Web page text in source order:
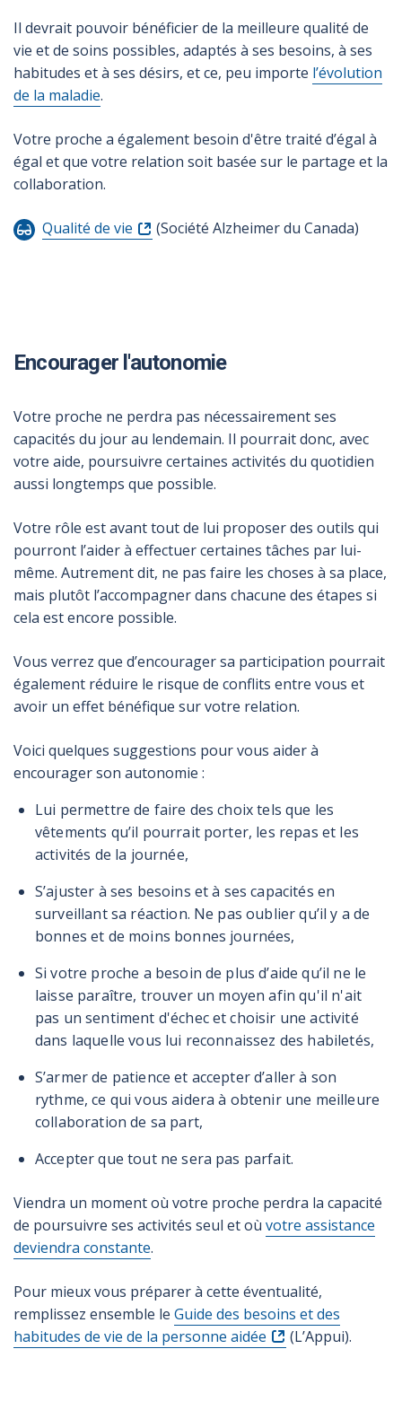
Il devrait pouvoir bénéficier de la meilleure qualité de
vie et de soins possibles, adaptés à ses besoins, à ses
habitudes et à ses désirs, et ce, peu importe l’évolution
de la maladie.
Votre proche a également besoin d'être traité d’égal à
égal et que votre relation soit basée sur le partage et la
collaboration.
Qualité de vie (Société Alzheimer du Canada)
Encourager l'autonomie
Votre proche ne perdra pas nécessairement ses
capacités du jour au lendemain. Il pourrait donc, avec
votre aide, poursuivre certaines activités du quotidien
aussi longtemps que possible.
Votre rôle est avant tout de lui proposer des outils qui
pourront l’aider à effectuer certaines tâches par lui-
même. Autrement dit, ne pas faire les choses à sa place,
mais plutôt l’accompagner dans chacune des étapes si
cela est encore possible.
Vous verrez que d’encourager sa participation pourrait
également réduire le risque de conflits entre vous et
avoir un effet bénéfique sur votre relation.
Voici quelques suggestions pour vous aider à
encourager son autonomie :
Lui permettre de faire des choix tels que les
vêtements qu’il pourrait porter, les repas et les
activités de la journée,
S’ajuster à ses besoins et à ses capacités en
surveillant sa réaction. Ne pas oublier qu’il y a de
bonnes et de moins bonnes journées,
Si votre proche a besoin de plus d’aide qu’il ne le
laisse paraître, trouver un moyen afin qu'il n'ait
pas un sentiment d'échec et choisir une activité
dans laquelle vous lui reconnaissez des habiletés,
S’armer de patience et accepter d’aller à son
rythme, ce qui vous aidera à obtenir une meilleure
collaboration de sa part,
Accepter que tout ne sera pas parfait.
Viendra un moment où votre proche perdra la capacité
de poursuivre ses activités seul et où votre assistance
deviendra constante.
Pour mieux vous préparer à cette éventualité,
remplissez ensemble le Guide des besoins et des
habitudes de vie de la personne aidée
(L’Appui).